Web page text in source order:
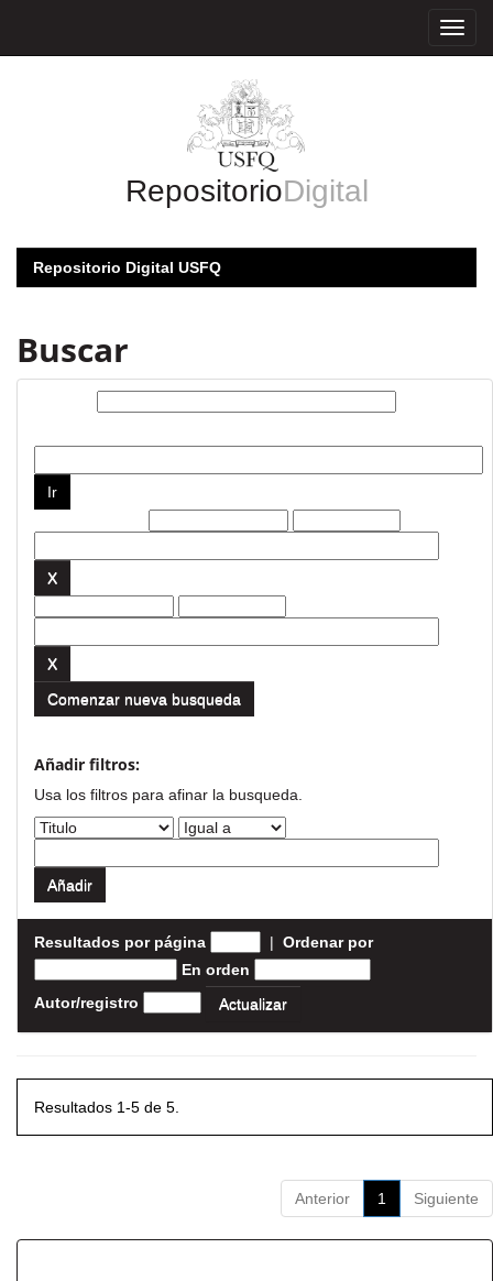
RepositorioDigital
Repositorio Digital USFQ
Buscar
Comenzar nueva busqueda
Añadir filtros:
Usa los filtros para afinar la busqueda.
Resultados por página | Ordenar por
En orden
Autor/registro
Resultados 1-5 de 5.
Anterior 1 Siguiente